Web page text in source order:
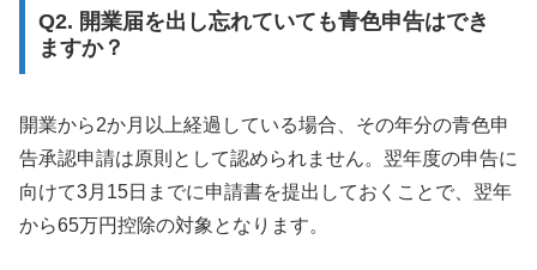
Q2. 開業届を出し忘れていても青色申告はでき
ますか？
開業から2か月以上経過している場合、その年分の青色申
告承認申請は原則として認められません。翌年度の申告に
向けて3月15日までに申請書を提出しておくことで、翌年
から65万円控除の対象となります。